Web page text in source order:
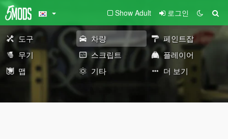
Show Adult 로그인
도구 차량
페인트잡
무기
스크립트
플레이어
맵
기타 더 보기